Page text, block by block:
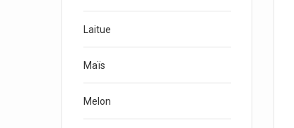
Laitue
Maïs
Melon